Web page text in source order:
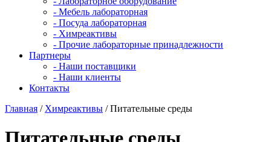
- Мебель лабораторная
- Посуда лабораторная
- Химреактивы
- Прочие лабораторные принадлежности
Партнеры
- Наши поставщики
- Наши клиенты
Контакты
Главная / Химреактивы / Питательные среды